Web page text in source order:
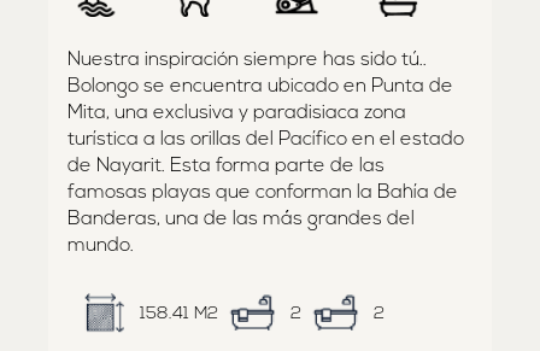
Nuestra inspiración siempre has sido tú..
Bolongo se encuentra ubicado en Punta de
Mita, una exclusiva y paradisiaca zona
turística a las orillas del Pacífico en el estado
de Nayarit. Esta forma parte de las
famosas playas que conforman la Bahía de
Banderas, una de las más grandes del
mundo.
158.41 M2 2 2